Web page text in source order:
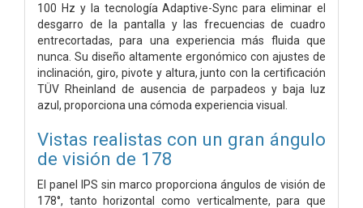
100 Hz y la tecnología Adaptive-Sync para eliminar el
desgarro de la pantalla y las frecuencias de cuadro
entrecortadas, para una experiencia más fluida que
nunca. Su diseño altamente ergonómico con ajustes de
inclinación, giro, pivote y altura, junto con la certificación
TÜV Rheinland de ausencia de parpadeos y baja luz
azul, proporciona una cómoda experiencia visual.
Vistas realistas con un gran ángulo
de visión de 178
El panel IPS sin marco proporciona ángulos de visión de
178°, tanto horizontal como verticalmente, para que